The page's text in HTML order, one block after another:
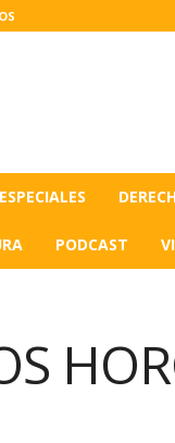
PODCAST